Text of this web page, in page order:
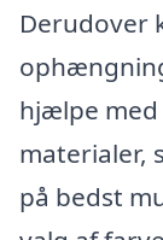
Derudover
hjælpe
materialer,
på bedst